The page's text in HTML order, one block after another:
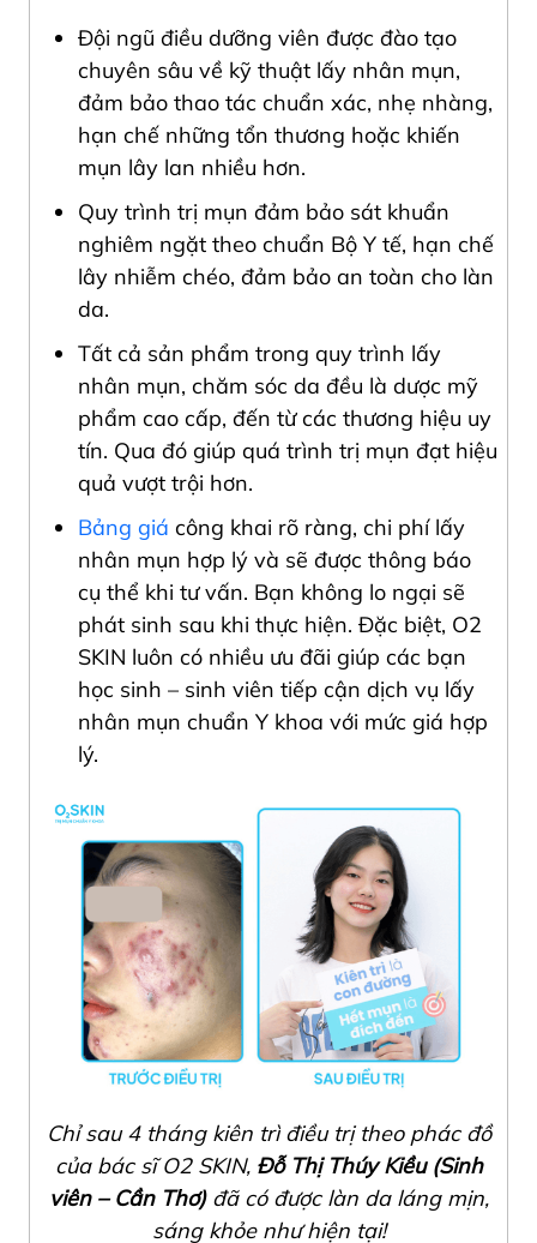
Đội ngũ điều dưỡng viên được đào tạo
chuyên sâu về kỹ thuật lấy nhân mụn,
đảm bảo thao tác chuẩn xác, nhẹ nhàng,
hạn chế những tổn thương hoặc khiến
mụn lây lan nhiều hơn.
Quy trình trị mụn đảm bảo sát khuẩn
nghiêm ngặt theo chuẩn Bộ Y tế, hạn chế
lây nhiễm chéo, đảm bảo an toàn cho làn
da.
Tất cả sản phẩm trong quy trình lấy
nhân mụn, chăm sóc da đều là dược mỹ
phẩm cao cấp, đến từ các thương hiệu uy
tín. Qua đó giúp quá trình trị mụn đạt hiệu
quả vượt trội hơn.
Bảng giá công khai rõ ràng, chi phí lấy
nhân mụn hợp lý và sẽ được thông báo
cụ thể khi tư vấn. Bạn không lo ngại sẽ
phát sinh sau khi thực hiện. Đặc biệt, O2
SKIN luôn có nhiều ưu đãi giúp các bạn
học sinh – sinh viên tiếp cận dịch vụ lấy
nhân mụn chuẩn Y khoa với mức giá hợp
lý.
Chỉ sau 4 tháng kiên trì điều trị theo phác đồ
của bác sĩ O2 SKIN, Đỗ Thị Thúy Kiều (Sinh
viên – Cần Thơ)đã có được làn da láng mịn,
sáng khỏe như hiện tại!